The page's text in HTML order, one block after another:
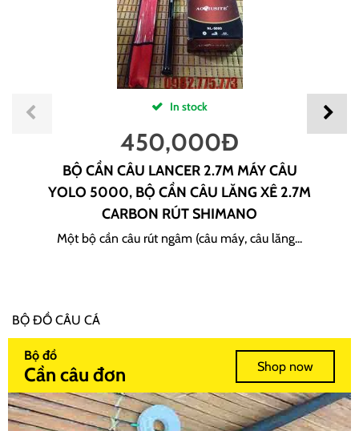
In stock
450,000Đ
BỘ CẦN CÂU LANCER 2.7M MÁY CÂU
YOLO 5000, BỘ CẦN CÂU LĂNG XÊ 2.7M
CARBON RÚT SHIMANO
Một bộ cần câu rút ngâm (câu máy, câu lăng...
BỘ ĐỒ CÂU CÁ
Bộ đồ
Cần câu đơn Shop now